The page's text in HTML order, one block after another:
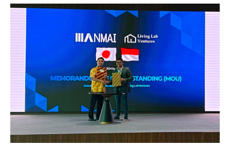
jalur sungai sepanjang 1,5 km yang dikelilingi lanskap tropis
Pathway. Transformasi ini merupakan bagian dari upaya
perusahaan untuk […]